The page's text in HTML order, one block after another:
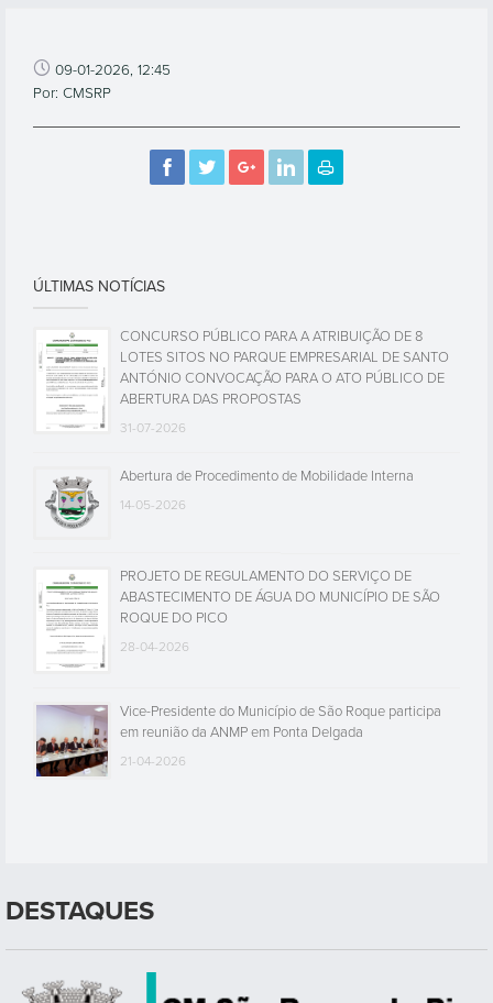
09-01-2026, 12:45
Por: CMSRP
ÚLTIMAS NOTÍCIAS
CONCURSO PÚBLICO PARA A ATRIBUIÇÃO DE 8
LOTES SITOS NO PARQUE EMPRESARIAL DE SANTO
ANTÓNIO CONVOCAÇÃO PARA O ATO PÚBLICO DE
ABERTURA DAS PROPOSTAS
31-07-2026
Abertura de Procedimento de Mobilidade Interna
14-05-2026
PROJETO DE REGULAMENTO DO SERVIÇO DE
ABASTECIMENTO DE ÁGUA DO MUNICÍPIO DE SÃO
ROQUE DO PICO
28-04-2026
Vice-Presidente do Município de São Roque participa
em reunião da ANMP em Ponta Delgada
21-04-2026
DESTAQUES